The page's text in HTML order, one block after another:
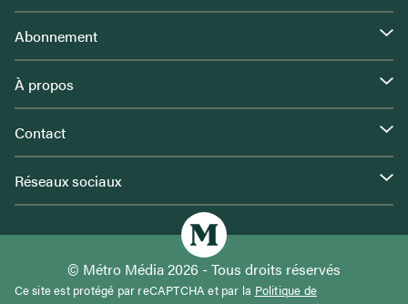
Abonnement
À propos
Contact
Réseaux sociaux
© Métro Média 2026 - Tous droits réservés
Ce site est protégé par reCAPTCHA et par la Politique de